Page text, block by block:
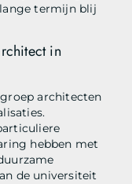
termijn blij
in
architecten
hebben met
de universiteit